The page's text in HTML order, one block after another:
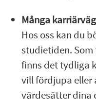
Många
Hos oss kan du
studietiden. Som
finns det tydliga
vill fördjupa eller
värdesätter dina